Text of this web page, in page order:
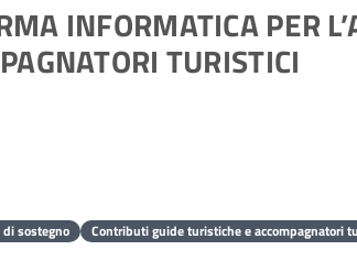
INFORMATICA PER
TURISTICI
sostegno Contributi guide turistiche e accompagnatori